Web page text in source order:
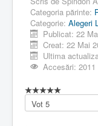
Categoria părinte:
Categorie: Alegeri
Publicat: 22
Creat: 22 Mai
Ultima
Accesări: 2011
Vă
rugăm